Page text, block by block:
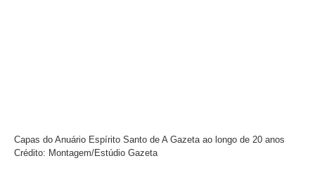
Capas do Anuário Espírito Santo de A Gazeta ao longo de 20 anos
Crédito: Montagem/Estúdio Gazeta